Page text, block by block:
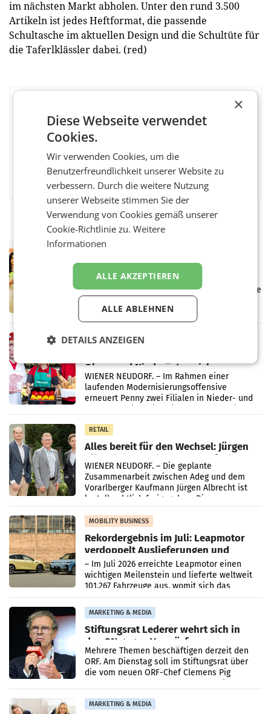
im nächsten Markt abholen. Unter den rund 3.500
Artikeln ist jedes Heftformat, die passende
Schultasche im aktuellen Design und die Schultüte für
die Taferlklässler dabei. (red)
FacebookTwitterMessengerWhatsAppLinkedInXING Teilen
RETAIL
Eine Bühne für Zirkularität: ARA und
Müller informieren am POS über
Kreislauffähigkeit
Über den gesamten August hinweg rücken die
Altstoff Recycling Austria AG (ARA) und der
Handelskonzern Müller die Initiative
„Kreislauf-Helden“ in allen österreichischen
RETAIL
Ober- und Niederösterreich
WIENER NEUDORF. – Im Rahmen einer
laufenden Modernisierungsoffensive
erneuert Penny zwei Filialen in Nieder- und
RETAIL
Alles bereit für den Wechsel: Jürgen
Albrecht setzt ab 1.1.2027 auf Adeg
WIENER NEUDORF. – Die geplante
Zusammenarbeit zwischen Adeg und dem
Vorarlberger Kaufmann Jürgen Albrecht ist
kartellrechtlich freigegeben: Die
Bundeswettbewerbsbehörde und der
Bundeskartellanwalt
MOBILITY BUSINESS
Rekordergebnis im Juli: Leapmotor
verdoppelt Auslieferungen und
überschreitet die 100.000er-Marke
– Im Juli 2026 erreichte Leapmotor einen
wichtigen Meilenstein und lieferte weltweit
101.267 Fahrzeuge aus, womit sich das
Ergebnis gegenüber Juli 2025 mehr als
verdoppelte (+102
MARKETING & MEDIA
Stiftungsrat Lederer wehrt sich in
den SN gegen Vorwürfe
Mehrere Themen beschäftigen derzeit den
ORF. Am Dienstag soll im Stiftungsrat über
die vom neuen ORF-Chef Clemens Pig
MARKETING & MEDIA
×
Diese Webseite verwendet
Cookies.
Wir verwenden Cookies, um die
Benutzerfreundlichkeit unserer Website zu
verbessern. Durch die weitere Nutzung
unserer Webseite stimmen Sie der
Verwendung von Cookies gemäß unserer
Cookie-Richtlinie zu.Weitere
Informationen
ALLE AKZEPTIEREN
ALLE ABLEHNEN
DETAILS ANZEIGEN